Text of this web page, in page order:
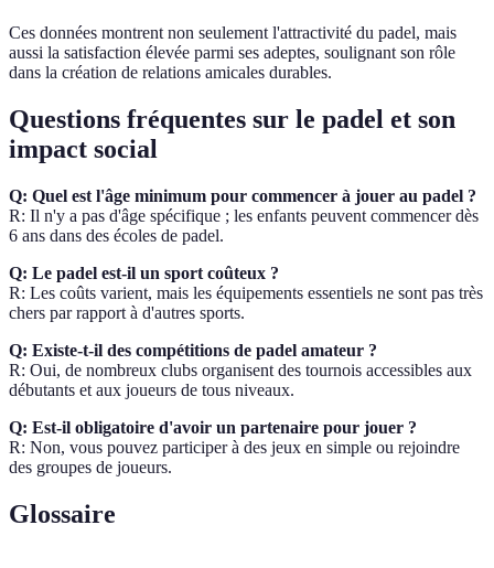
Ces données montrent non seulement l'attractivité du padel, mais
aussi la satisfaction élevée parmi ses adeptes, soulignant son rôle
dans la création de relations amicales durables.
Questions fréquentes sur le padel et son
impact social
Q: Quel est l'âge minimum pour commencer à jouer au padel ?
R: Il n'y a pas d'âge spécifique ; les enfants peuvent commencer dès
6 ans dans des écoles de padel.
Q: Le padel est-il un sport coûteux ?
R: Les coûts varient, mais les équipements essentiels ne sont pas très
chers par rapport à d'autres sports.
Q: Existe-t-il des compétitions de padel amateur ?
R: Oui, de nombreux clubs organisent des tournois accessibles aux
débutants et aux joueurs de tous niveaux.
Q: Est-il obligatoire d'avoir un partenaire pour jouer ?
R: Non, vous pouvez participer à des jeux en simple ou rejoindre
des groupes de joueurs.
Glossaire